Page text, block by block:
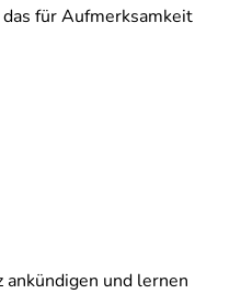
für Aufmerksamkeit
und lernen